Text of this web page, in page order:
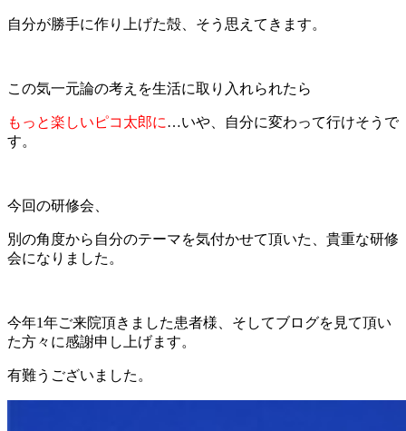
自分が勝手に作り上げた殻、そう思えてきます。
この気一元論の考えを生活に取り入れられたら
もっと楽しいピコ太郎に…いや、自分に変わって行けそうで
す。
今回の研修会、
別の角度から自分のテーマを気付かせて頂いた、貴重な研修
会になりました。
今年1年ご来院頂きました患者様、そしてブログを見て頂い
た方々に感謝申し上げます。
有難うございました。